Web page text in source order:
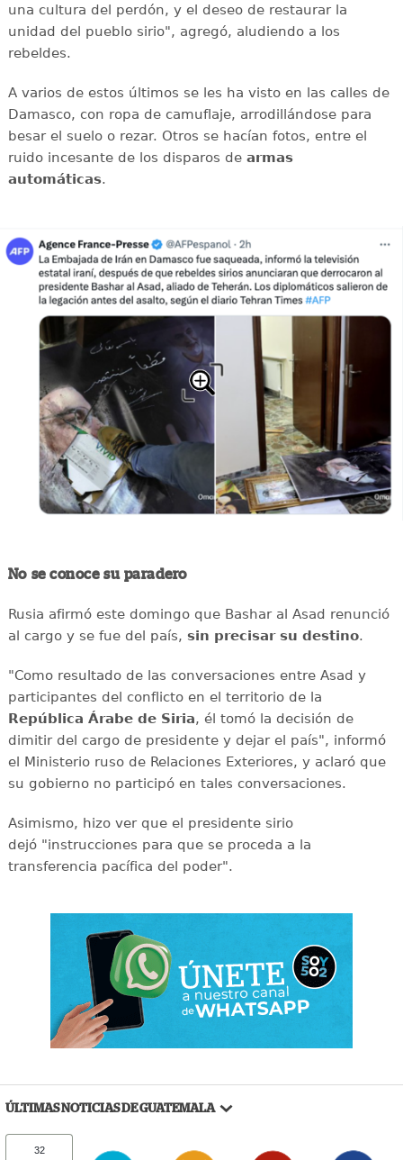
una cultura del perdón, y el deseo de restaurar la
unidad del pueblo sirio", agregó, aludiendo a los
rebeldes.
A varios de estos últimos se les ha visto en las calles de
Damasco, con ropa de camuflaje, arrodillándose para
besar el suelo o rezar. Otros se hacían fotos, entre el
ruido incesante de los disparos de armas
automáticas.
No se conoce su paradero
Rusia afirmó este domingo que Bashar al Asad renunció
al cargo y se fue del país, sin precisar su destino.
"Como resultado de las conversaciones entre Asad y
participantes del conflicto en el territorio de la
República Árabe de Siria, él tomó la decisión de
dimitir del cargo de presidente y dejar el país", informó
el Ministerio ruso de Relaciones Exteriores, y aclaró que
su gobierno no participó en tales conversaciones.
Asimismo, hizo ver que el presidente sirio
dejó "instrucciones para que se proceda a la
transferencia pacífica del poder".
ÚLTIMAS NOTICIAS DE GUATEMALA
32